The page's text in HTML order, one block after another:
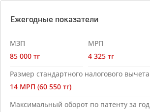
Ежегодные показатели
МЗП
85 000 тг
МРП
4 325 тг
Размер стандартного налогового вычета
14 МРП (60 550 тг)
Максимальный оборот по патенту за год